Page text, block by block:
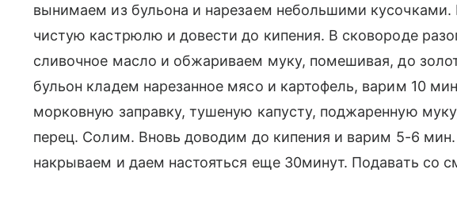
вынимаем из бульона и нарезаем небольшими кусочками.
чистую кастрюлю и довести до кипения. В сковороде
сливочное масло и обжариваем муку, помешивая, до
бульон кладем нарезанное мясо и картофель, варим 10
морковную заправку, тушеную капусту, поджаренную
перец. Солим. Вновь доводим до кипения и варим 5-6
накрываем и даем настояться еще 30минут. Подавать со